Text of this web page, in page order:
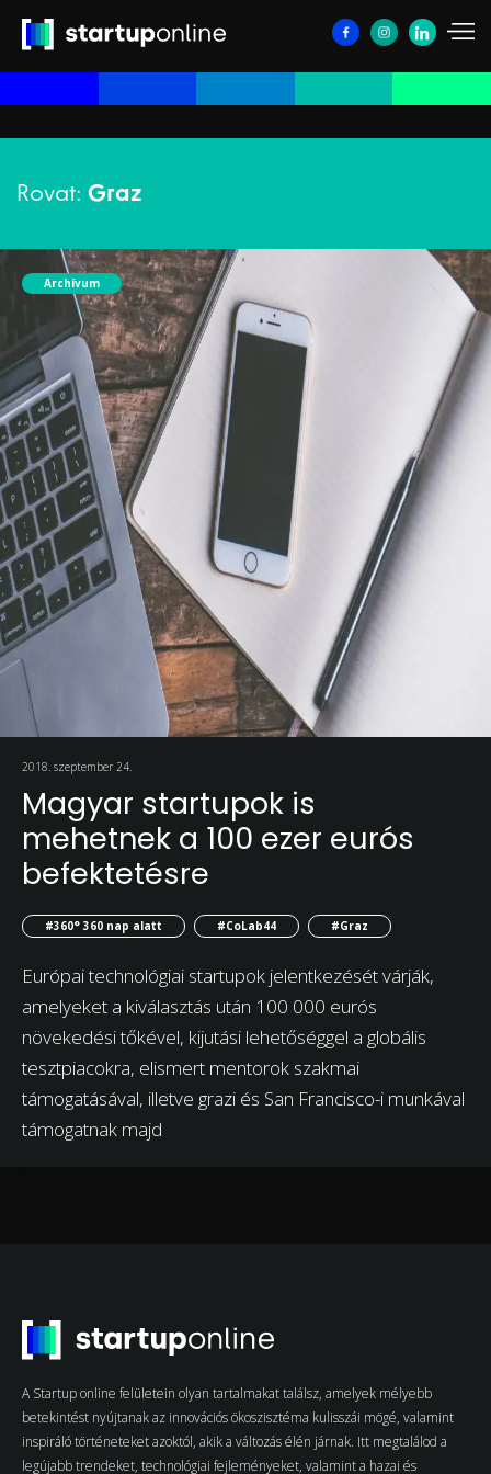
Rovat: Graz
Archívum
2018. szeptember 24.
Magyar startupok is
mehetnek a 100 ezer eurós
befektetésre
#360° 360 nap alatt #CoLab44 #Graz
Európai technológiai startupok jelentkezését várják,
amelyeket a kiválasztás után 100 000 eurós
növekedési tőkével, kijutási lehetőséggel a globális
tesztpiacokra, elismert mentorok szakmai
támogatásával, illetve grazi és San Francisco-i munkával
támogatnak majd
A Startup online felületein olyan tartalmakat találsz, amelyek mélyebb
betekintést nyújtanak az innovációs ökoszisztéma kulisszái mögé, valamint
inspiráló történeteket azoktól, akik a változás élén járnak. Itt megtalálod a
legújabb trendeket, technológiai fejleményeket, valamint a hazai és